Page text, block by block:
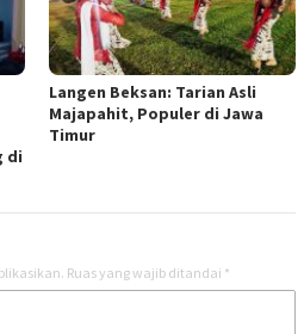
di
Langen Beksan: Tarian Asli
Majapahit, Populer di Jawa
Timur
Ruas yang wajib ditandai *